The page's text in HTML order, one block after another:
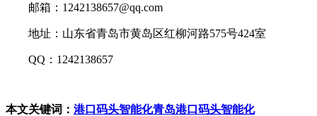
邮箱：1242138657@qq.com
地址：山东省青岛市黄岛区红柳河路575号424室
QQ：1242138657
本文关键词： 港口码头智能化青岛港口码头智能化